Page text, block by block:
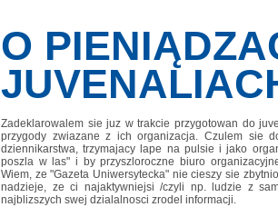
O
Zadeklarowalem sie juz w trakcie przygotowan do
przygody zwiazane z ich organizacja. Czulem sie
dziennikarstwa, trzymajacy lape na pulsie i jako
poszla w las" i by przyszloroczne biuro
Wiem, ze "Gazeta Uniwersytecka" nie cieszy sie
nadzieje, ze ci najaktywniejsi /czyli np. ludzie z
najblizszych swej dzialalnosci zrodel informacji.